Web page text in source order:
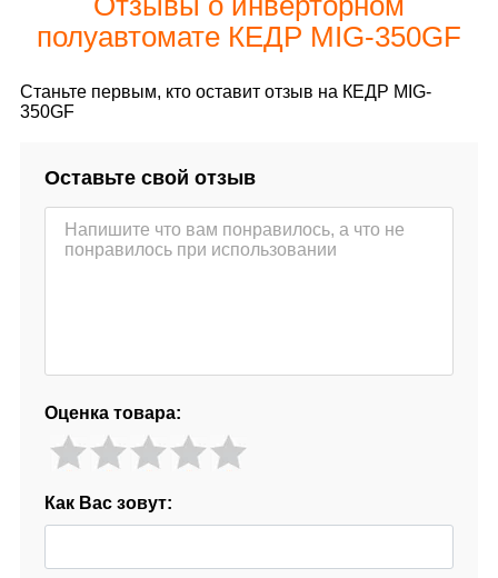
полуавтомате КЕДР MIG-350GF
Станьте первым, кто оставит отзыв на КЕДР MIG-
350GF
Оставьте свой отзыв
Оценка товара:
Как Вас зовут: